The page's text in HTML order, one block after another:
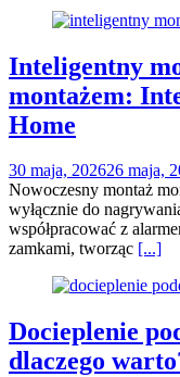
Inteligentny
montażem:
Home
30 maja, 202626 maja,
Nowoczesny montaż
wyłącznie do
współpracować z
zamkami, tworząc [...]
Docieplenie
dlaczego